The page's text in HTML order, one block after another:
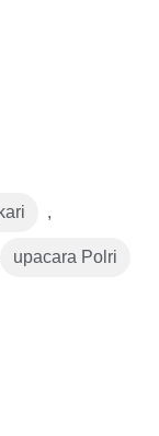
,
upacara Polri